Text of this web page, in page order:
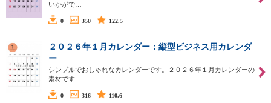
いかがで…
0 350 122.5
２０２６年１月カレンダー：縦型ビジネス用カレンダ
ー
シンプルでおしゃれなカレンダーです。２０２６年１月カレンダーの
素材です…
0 316 110.6